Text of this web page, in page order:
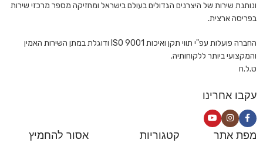
ונותנת שירות של היצרנים הגדולים בעולם בישראל ומחזיקה מספר מרכזי שירות
בפריסה ארצית.
החברה פועלות עפ"י תווי תקן ואיכות ISO 9001 ודוגלת במתן השירות האמין
והמקצועי ביותר ללקוחותיה.
ט.ל.ח
עקבו אחרינו
מפת אתר קטגוריות אסור להחמיץ